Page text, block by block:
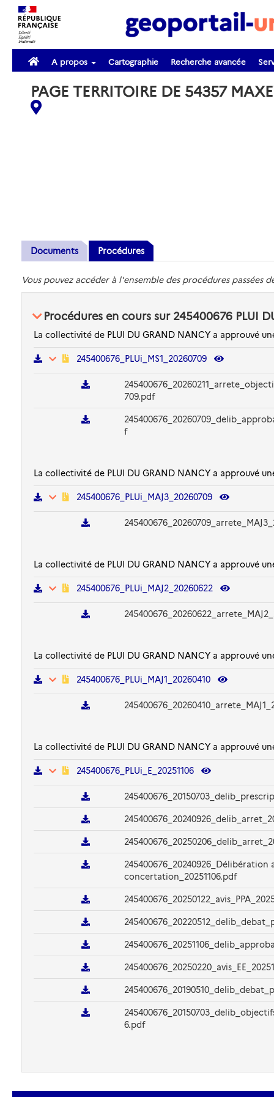
A propos Cartographie Recherche avancée
PAGE TERRITOIRE DE 54357
Documents Procédures
Vous pouvez accéder à l'ensemble des procédures passées
Procédures en cours sur 245400676 PLUI
La collectivité de PLUI DU GRAND NANCY a approuvé
245400676_PLUi_MS1_20260709
709.pdf
f
La collectivité de PLUI DU GRAND NANCY a approuvé
245400676_PLUi_MAJ3_20260709
La collectivité de PLUI DU GRAND NANCY a approuvé
245400676_PLUi_MAJ2_20260622
La collectivité de PLUI DU GRAND NANCY a approuvé
245400676_PLUi_MAJ1_20260410
La collectivité de PLUI DU GRAND NANCY a approuvé
245400676_PLUi_E_20251106
concertation_20251106.pdf
6.pdf